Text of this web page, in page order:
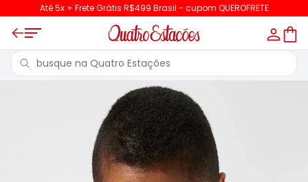
Até 5x + Frete Grátis R$499 Brasil - cupom QUEROFRETE